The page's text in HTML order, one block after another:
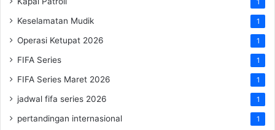
1
Keselamatan Mudik 1
Operasi Ketupat 2026 1
FIFA Series 1
FIFA Series Maret 2026 1
jadwal fifa series 2026 1
pertandingan internasional 1